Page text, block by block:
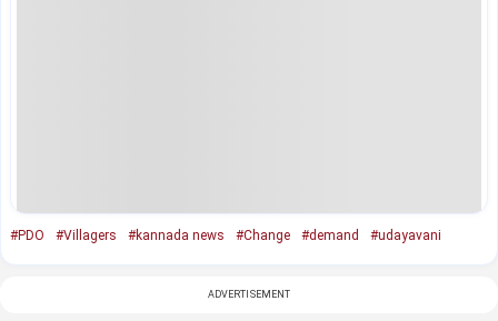
#PDO #Villagers #kannada news #Change #demand #udayavani
ADVERTISEMENT